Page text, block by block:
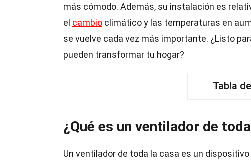
más cómodo. Además, su instalación es
el cambio climático y las temperaturas en
se vuelve cada vez más importante. ¿Listo
pueden transformar tu hogar?
Tabla
¿Qué es un ventilador de
Un ventilador de toda la casa es un